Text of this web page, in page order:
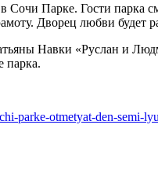
Парке. Гости парка
Дворец любви будет
Навки «Руслан и
парка.
parke-otmetyat-den-semi-